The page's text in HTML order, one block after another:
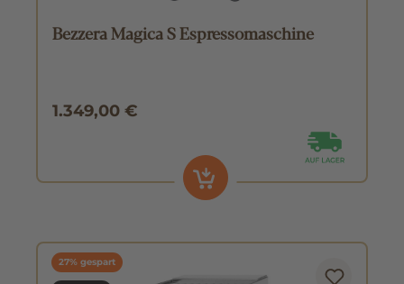
Bezzera Magica S Espressomaschine
1.349,00 €
27% gespart